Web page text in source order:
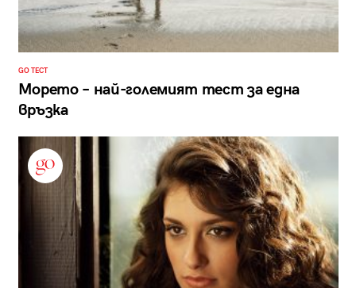
GO ТЕСТ
Морето – най-големият тест за една
връзка